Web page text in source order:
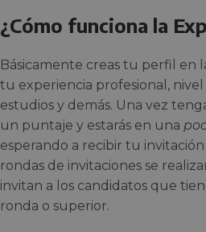
¿Cómo funciona la
Básicamente creas tu perfil en
tu experiencia profesional, nivel
estudios y demás. Una vez
un puntaje y estarás en una
esperando a recibir tu invitación
rondas de invitaciones se
invitan a los candidatos que
ronda o superior.